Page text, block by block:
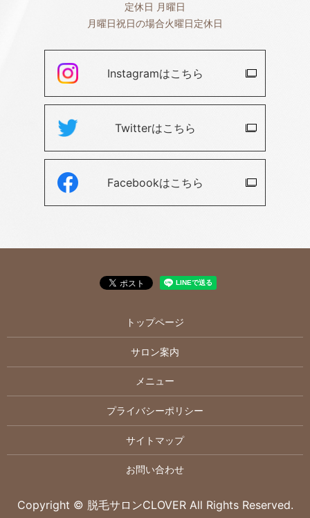
定休日 月曜日
月曜日祝日の場合火曜日定休日
Instagramはこちら
Twitterはこちら
Facebookはこちら
トップページ
サロン案内
メニュー
プライバシーポリシー
サイトマップ
お問い合わせ
Copyright © 脱毛サロンCLOVER All Rights Reserved.